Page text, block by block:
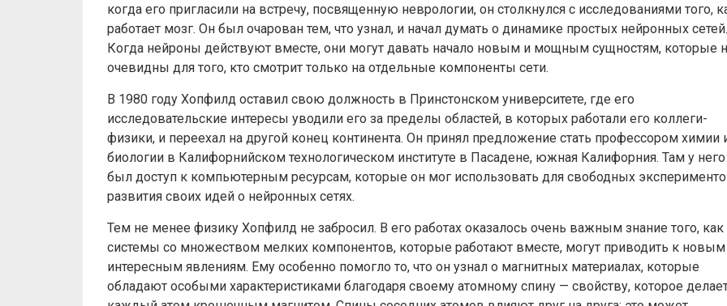
когда его пригласили на встречу, посвященную неврологии, он столкнулся с исследованиями того,
работает мозг. Он был очарован тем, что узнал, и начал думать о динамике простых нейронных сетей.
Когда нейроны действуют вместе, они могут давать начало новым и мощным сущностям, которые
очевидны для того, кто смотрит только на отдельные компоненты сети.
В 1980 году Хопфилд оставил свою должность в Принстонском университете, где его
исследовательские интересы уводили его за пределы областей, в которых работали его коллеги-
физики, и переехал на другой конец континента. Он принял предложение стать профессором химии
биологии в Калифорнийском технологическом институте в Пасадене, южная Калифорния. Там у него
был доступ к компьютерным ресурсам, которые он мог использовать для свободных
развития своих идей о нейронных сетях.
Тем не менее физику Хопфилд не забросил. В его работах оказалось очень важным знание того, как
системы со множеством мелких компонентов, которые работают вместе, могут приводить к
интересным явлениям. Ему особенно помогло то, что он узнал о магнитных материалах, которые
обладают особыми характеристиками благодаря своему атомному спину — свойству, которое